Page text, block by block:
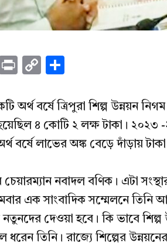
EmailPrintCopy
বর্ষে ত্রিপুরা শিল্প উন্নয়ন
হয়েছিল ৪ কোটি ২ লক্ষ টাকা।
বর্ষে লাভের অঙ্ক বেড়ে দাঁড়ায়
নবাদল বণিক। এটা
এক সাংবাদিক সম্মেলনে তিনি
দেওয়া হবে। কি ভাবে
তিনি। রাজ্যে শিল্পের